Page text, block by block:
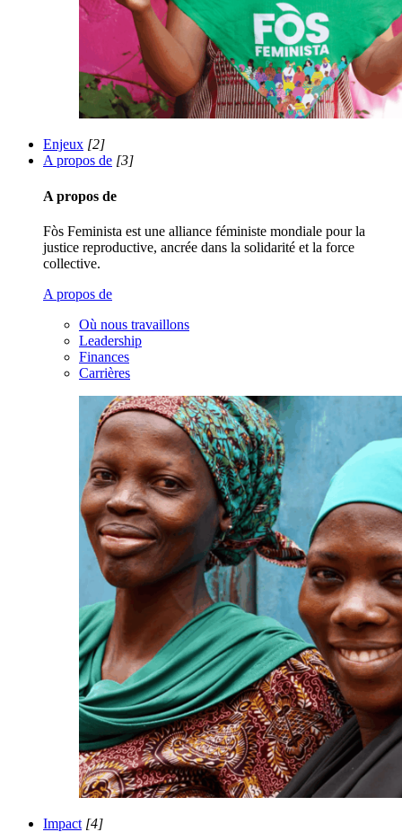
Enjeux [2]
A propos de [3]
A propos de
Fòs Feminista est une alliance féministe mondiale pour la
justice reproductive, ancrée dans la solidarité et la force
collective.
A propos de
Où nous travaillons
Leadership
Finances
Carrières
Impact [4]